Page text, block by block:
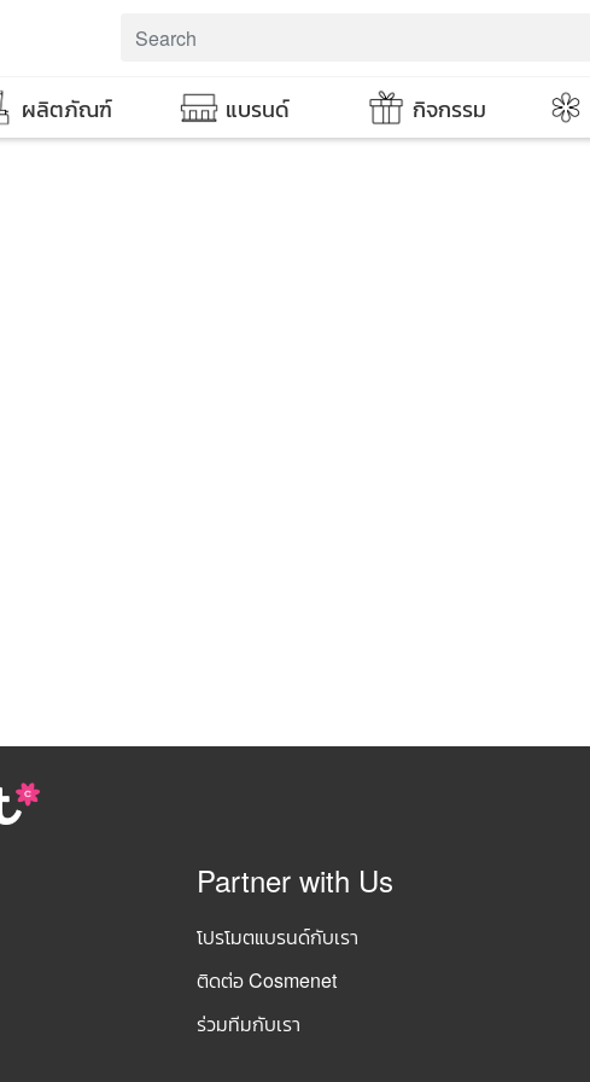
ผลิตภัณฑ์ แบรนด์ กิจกรรม
Partner with Us
โปรโมตแบรนด์กับเรา
ติดต่อ Cosmenet
ร่วมทีมกับเรา